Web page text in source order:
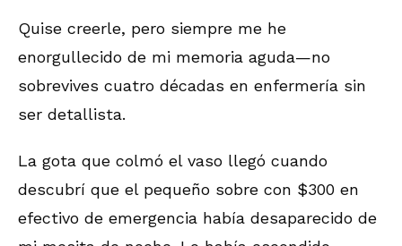
Quise creerle, pero siempre me he
enorgullecido de mi memoria aguda—no
sobrevives cuatro décadas en enfermería sin
ser detallista.
La gota que colmó el vaso llegó cuando
descubrí que el pequeño sobre con $300 en
efectivo de emergencia había desaparecido de